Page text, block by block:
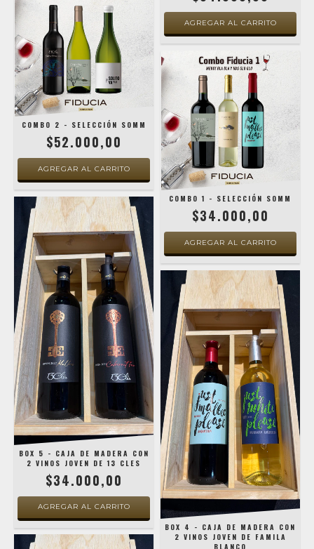
COMBO 2 - SELECCIÓN SOMM
$52.000,00
COMBO 1 - SELECCIÓN SOMM
$34.000,00
BOX 5 - CAJA DE MADERA CON
2 VINOS JOVEN DE 13 CLES
$34.000,00
BOX 4 - CAJA DE MADERA CON
2 VINOS JOVEN DE FAMILA
BLANCO